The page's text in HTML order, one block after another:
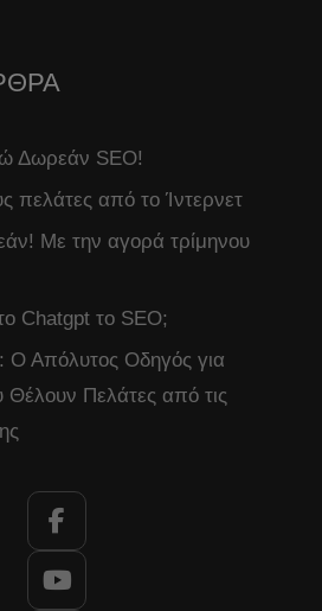
Δωρεάν SEO!
πελάτες από το Ίντερνετ
Με την αγορά τρίμηνου
Chatgpt το SEO;
Ο Απόλυτος Οδηγός για
Θέλουν Πελάτες από τις